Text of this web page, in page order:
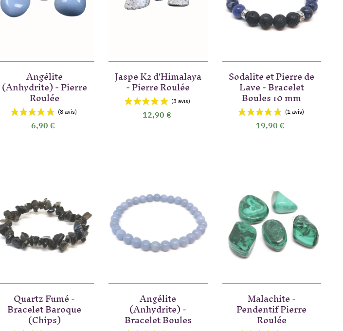
Angélite
(Anhydrite) - Pierre
Roulée
6,90 €
Jaspe K2 d'Himalaya
- Pierre Roulée
12,90 €
Sodalite et Pierre de
Lave - Bracelet
Boules 10 mm
19,90 €
Quartz Fumé -
Bracelet Baroque
(Chips)
Angélite
(Anhydrite) -
Bracelet Boules
Malachite -
Pendentif Pierre
Roulée